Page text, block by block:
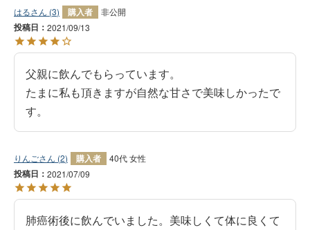
はる 3 購入者 非公開
投稿日 2021/09/13
父親に飲んでもらっています。
たまに私も頂きますが自然な甘さで美味しかったで
す。
りんご 2 購入者 40代女性
投稿日 2021/07/09
肺癌術後に飲んでいました。美味しくて体に良くて